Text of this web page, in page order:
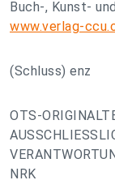
Buch-, Kunst-
www.verlag-
(Schluss) enz
OTS-
NRK